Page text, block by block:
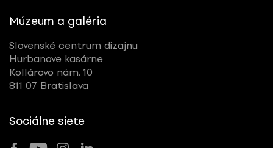
Múzeum a galéria
Slovenské centrum dizajnu
Hurbanove kasárne
Kollárovo nám. 10
811 07 Bratislava
Sociálne siete